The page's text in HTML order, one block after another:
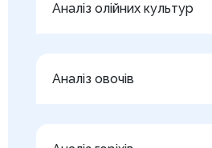
Аналіз олійних культур
Аналіз овочів